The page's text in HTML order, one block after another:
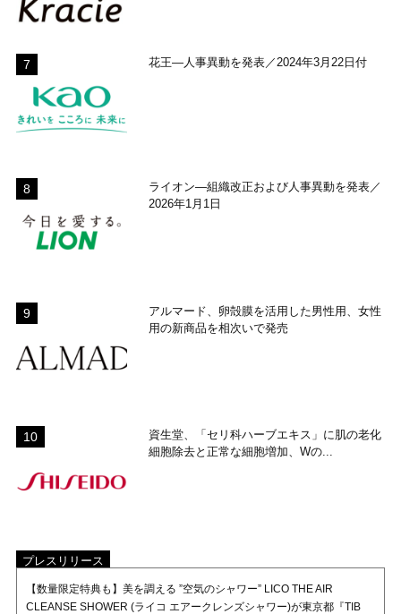
花王―人事異動を発表／2024年3月22日付
ライオン―組織改正および人事異動を発表／
2026年1月1日
アルマード、卵殻膜を活用した男性用、女性
用の新商品を相次いで発売
資生堂、「セリ科ハーブエキス」に肌の老化
細胞除去と正常な細胞増加、Wの...
プレスリリース
【数量限定特典も】美を調える ”空気のシャワー” LICO THE AIR
CLEANSE SHOWER (ライコ エアークレンズシャワー)が東京都『TIB